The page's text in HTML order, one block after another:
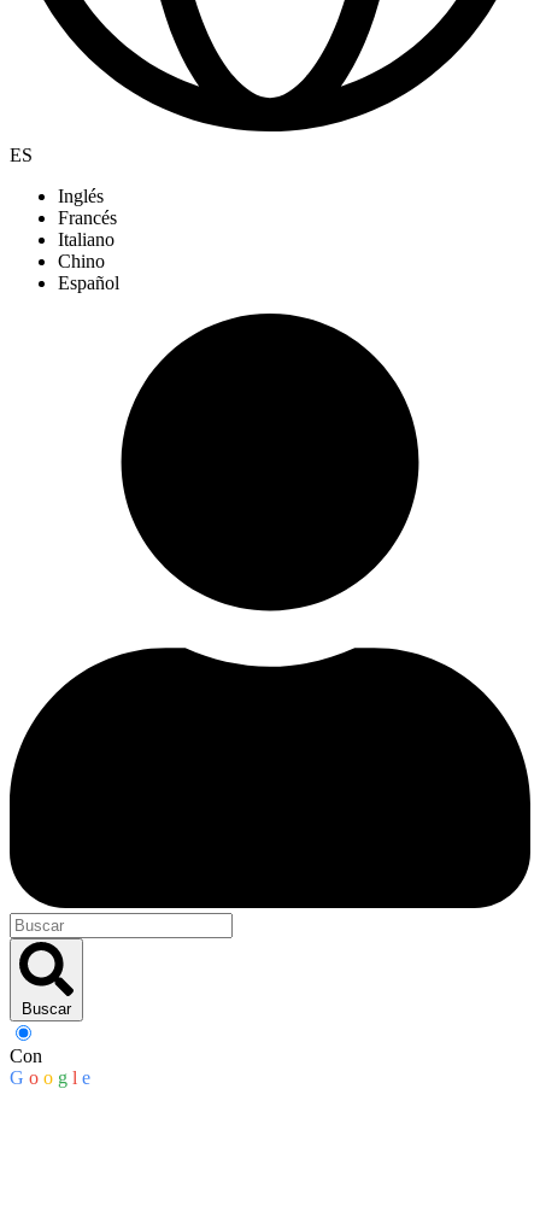
ES
Inglés
Francés
Italiano
Chino
Español
Buscar
Con
G o o g l e